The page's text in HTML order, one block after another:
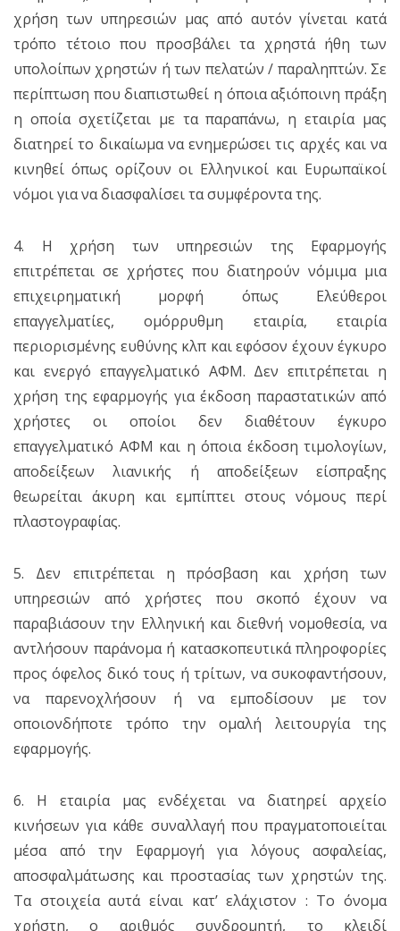
χρήση των υπηρεσιών μας από αυτόν γίνεται κατά
τρόπο τέτοιο που προσβάλει τα χρηστά ήθη των
υπολοίπων χρηστών ή των πελατών / παραληπτών. Σε
περίπτωση που διαπιστωθεί η όποια αξιόποινη πράξη
η οποία σχετίζεται με τα παραπάνω, η εταιρία μας
διατηρεί το δικαίωμα να ενημερώσει τις αρχές και να
κινηθεί όπως ορίζουν οι Ελληνικοί και Ευρωπαϊκοί
νόμοι για να διασφαλίσει τα συμφέροντα της.
4. Η χρήση των υπηρεσιών της Εφαρμογής
επιτρέπεται σε χρήστες που διατηρούν νόμιμα μια
επιχειρηματική μορφή όπως Ελεύθεροι
επαγγελματίες, ομόρρυθμη εταιρία, εταιρία
περιορισμένης ευθύνης κλπ και εφόσον έχουν έγκυρο
και ενεργό επαγγελματικό ΑΦΜ. Δεν επιτρέπεται η
χρήση της εφαρμογής για έκδοση παραστατικών από
χρήστες οι οποίοι δεν διαθέτουν έγκυρο
επαγγελματικό ΑΦΜ και η όποια έκδοση τιμολογίων,
αποδείξεων λιανικής ή αποδείξεων είσπραξης
θεωρείται άκυρη και εμπίπτει στους νόμους περί
πλαστογραφίας.
5. Δεν επιτρέπεται η πρόσβαση και χρήση των
υπηρεσιών από χρήστες που σκοπό έχουν να
παραβιάσουν την Ελληνική και διεθνή νομοθεσία, να
αντλήσουν παράνομα ή κατασκοπευτικά πληροφορίες
προς όφελος δικό τους ή τρίτων, να συκοφαντήσουν,
να παρενοχλήσουν ή να εμποδίσουν με τον
οποιονδήποτε τρόπο την ομαλή λειτουργία της
εφαρμογής.
6. Η εταιρία μας ενδέχεται να διατηρεί αρχείο
κινήσεων για κάθε συναλλαγή που πραγματοποιείται
μέσα από την Εφαρμογή για λόγους ασφαλείας,
αποσφαλμάτωσης και προστασίας των χρηστών της.
Τα στοιχεία αυτά είναι κατ’ ελάχιστον : Το όνομα
χρήστη, ο αριθμός συνδρομητή, το κλειδί